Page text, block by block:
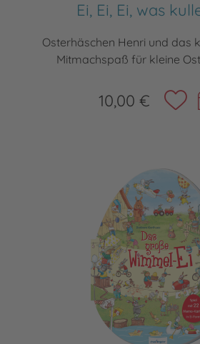
Ei, Ei, Ei, was
Osterhäschen Henri und das
Mitmachspaß für kleine
10,00 €